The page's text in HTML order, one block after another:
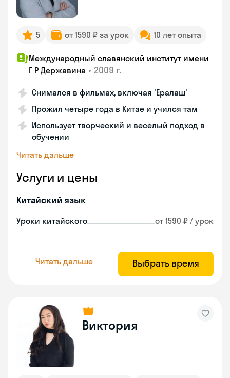
5 от 1590 ₽ за урок 10 лет опыта
Международный славянский институт имени
Г Р Державина • 2009 г.
Снимался в фильмах, включая 'Ералаш'
Прожил четыре года в Китае и учился там
Использует творческий и веселый подход в
обучении
Читать дальше
Услуги и цены
Китайский язык
Уроки китайского от 1590 ₽ / урок
Читать дальше Выбрать время
Виктория